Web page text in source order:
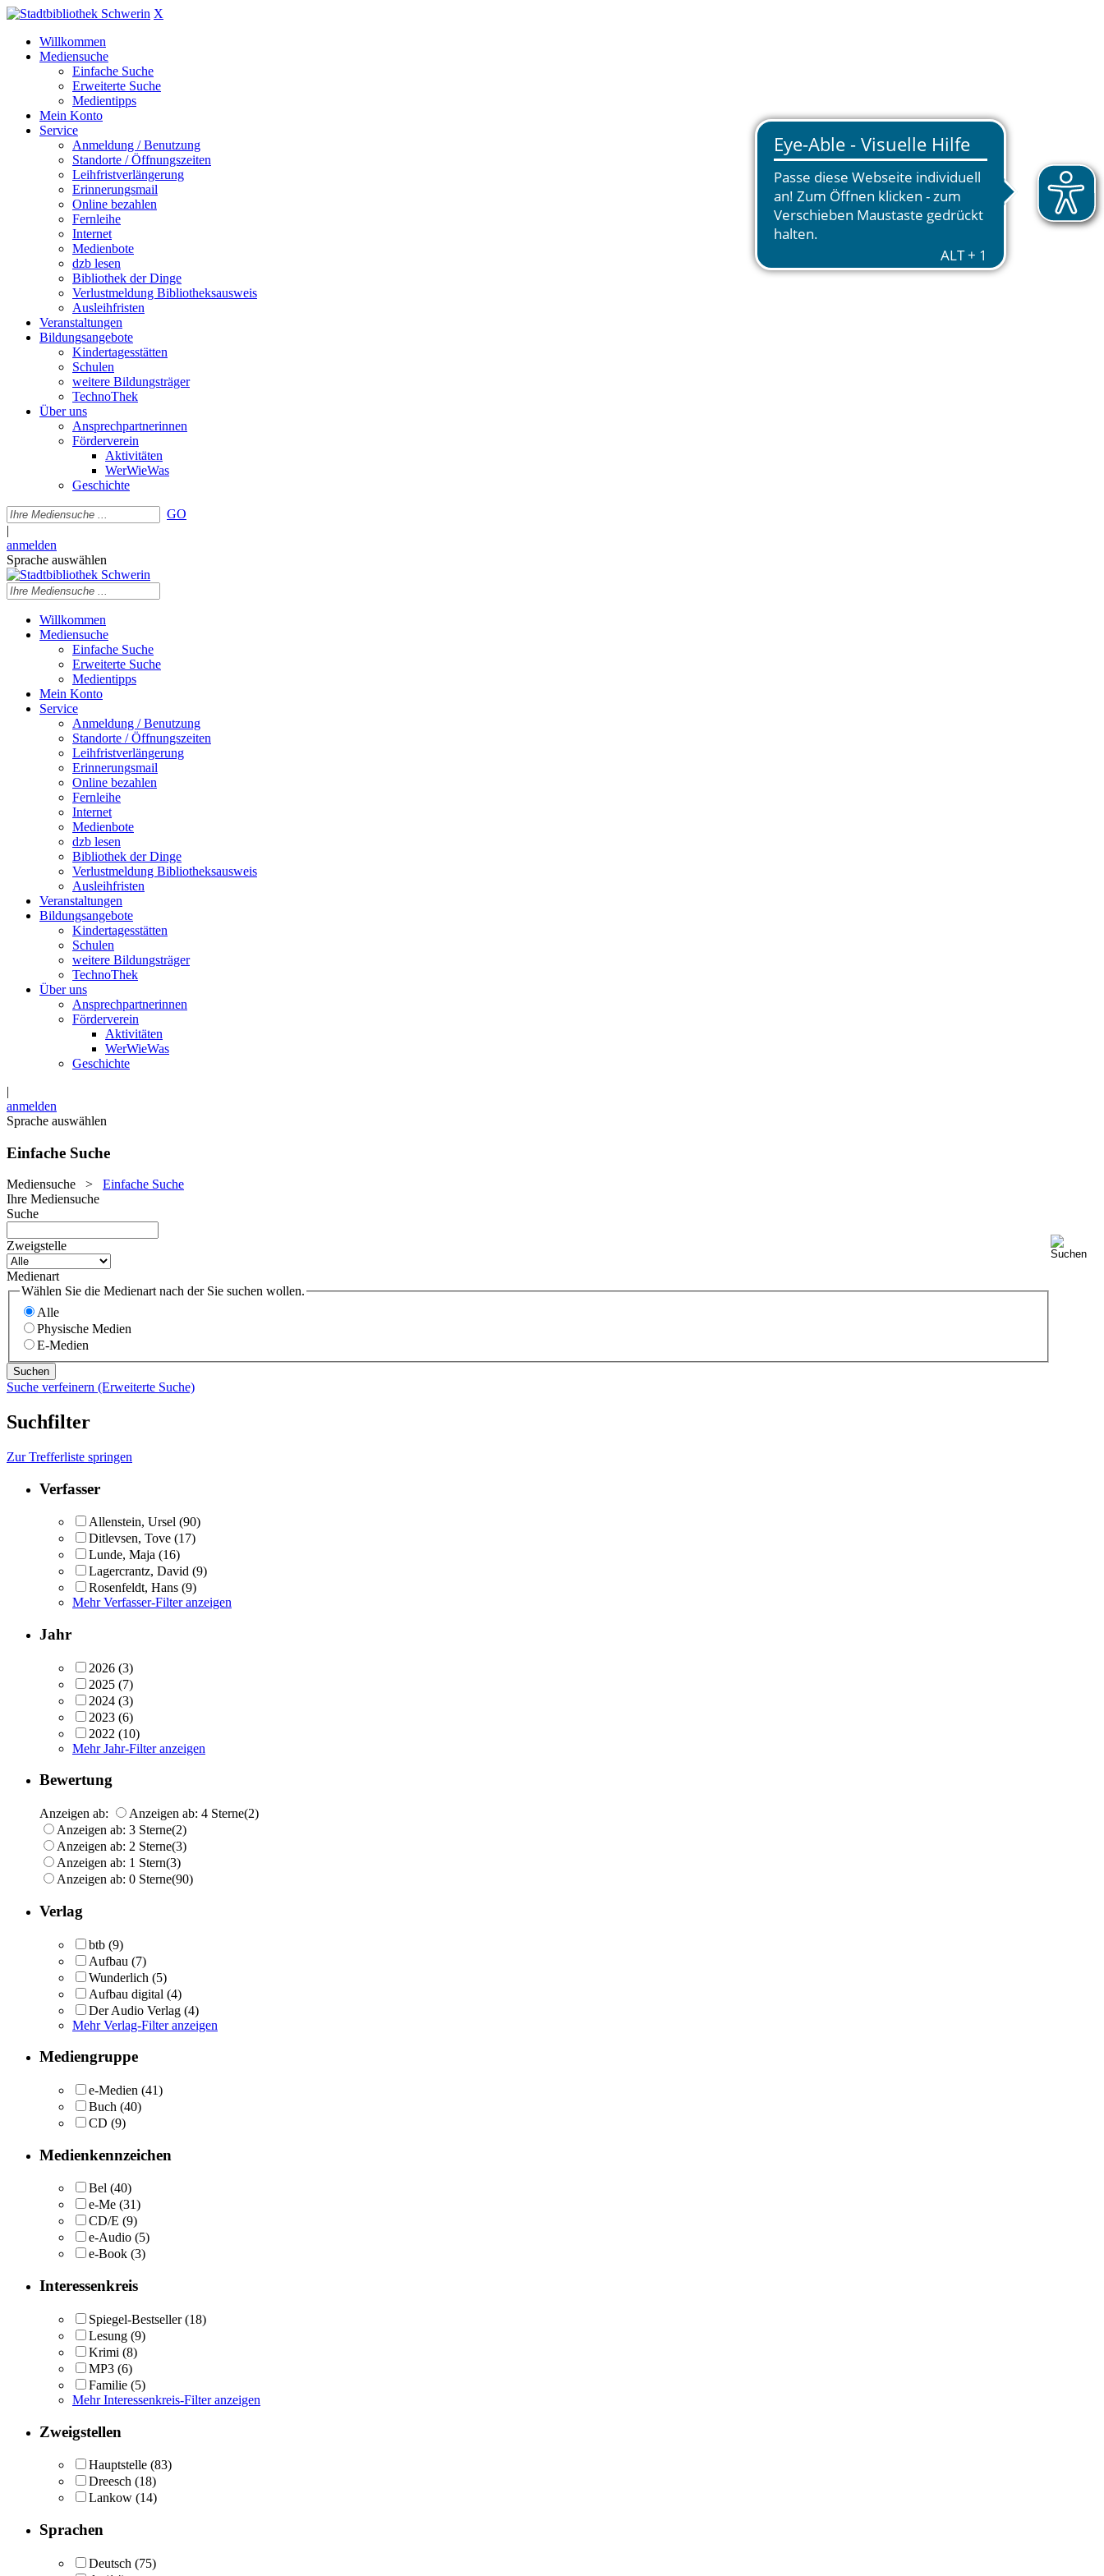
X
Willkommen
Mediensuche
Einfache Suche
Erweiterte Suche
Medientipps
Mein Konto
Service
Anmeldung / Benutzung
Standorte / Öffnungszeiten
Leihfristverlängerung
Erinnerungsmail
Online bezahlen
Fernleihe
Internet
Medienbote
dzb lesen
Bibliothek der Dinge
Verlustmeldung Bibliotheksausweis
Ausleihfristen
Veranstaltungen
Bildungsangebote
Kindertagesstätten
Schulen
weitere Bildungsträger
TechnoThek
Über uns
Ansprechpartnerinnen
Förderverein
Aktivitäten
WerWieWas
Geschichte
GO
|
anmelden
Sprache auswählen
Willkommen
Mediensuche
Einfache Suche
Erweiterte Suche
Medientipps
Mein Konto
Service
Anmeldung / Benutzung
Standorte / Öffnungszeiten
Leihfristverlängerung
Erinnerungsmail
Online bezahlen
Fernleihe
Internet
Medienbote
dzb lesen
Bibliothek der Dinge
Verlustmeldung Bibliotheksausweis
Ausleihfristen
Veranstaltungen
Bildungsangebote
Kindertagesstätten
Schulen
weitere Bildungsträger
TechnoThek
Über uns
Ansprechpartnerinnen
Förderverein
Aktivitäten
WerWieWas
Geschichte
|
anmelden
Sprache auswählen
Einfache Suche
Mediensuche > Einfache Suche
Ihre Mediensuche
Suche
Zweigstelle
Medienart
Wählen Sie die Medienart nach der Sie suchen wollen.
Alle
Physische Medien
E-Medien
Suche verfeinern (Erweiterte Suche)
Suchfilter
Zur Trefferliste springen
Verfasser
Allenstein, Ursel (90)
Ditlevsen, Tove (17)
Lunde, Maja (16)
Lagercrantz, David (9)
Rosenfeldt, Hans (9)
Mehr Verfasser-Filter anzeigen
Jahr
2026 (3)
2025 (7)
2024 (3)
2023 (6)
2022 (10)
Mehr Jahr-Filter anzeigen
Bewertung
Anzeigen ab: Anzeigen ab: 4 Sterne(2)
Anzeigen ab: 3 Sterne(2)
Anzeigen ab: 2 Sterne(3)
Anzeigen ab: 1 Stern(3)
Anzeigen ab: 0 Sterne(90)
Verlag
btb (9)
Aufbau (7)
Wunderlich (5)
Aufbau digital (4)
Der Audio Verlag (4)
Mehr Verlag-Filter anzeigen
Mediengruppe
e-Medien (41)
Buch (40)
CD (9)
Medienkennzeichen
Bel (40)
e-Me (31)
CD/E (9)
e-Audio (5)
e-Book (3)
Interessenkreis
Spiegel-Bestseller (18)
Lesung (9)
Krimi (8)
MP3 (6)
Familie (5)
Mehr Interessenkreis-Filter anzeigen
Zweigstellen
Hauptstelle (83)
Dreesch (18)
Lankow (14)
Sprachen
Deutsch (75)